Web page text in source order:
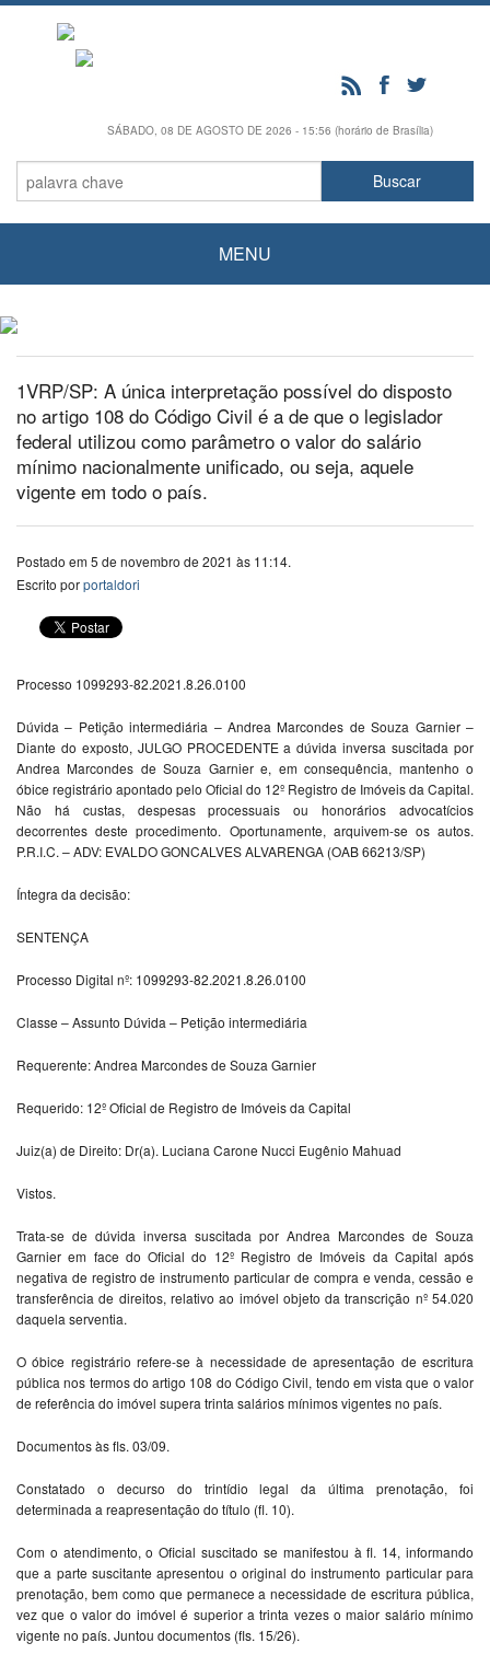
SÁBADO, 08 DE AGOSTO DE 2026 - 15:56 (horário de Brasília)
MENU
1VRP/SP: A única interpretação possível do disposto
no artigo 108 do Código Civil é a de que o legislador
federal utilizou como parâmetro o valor do salário
mínimo nacionalmente unificado, ou seja, aquele
vigente em todo o país.
Postado em 5 de novembro de 2021 às 11:14.
Escrito porportaldori
Processo 1099293-82.2021.8.26.0100
Dúvida – Petição intermediária – Andrea Marcondes de Souza Garnier –
Diante do exposto, JULGO PROCEDENTE a dúvida inversa suscitada por
Andrea Marcondes de Souza Garnier e, em consequência, mantenho o
óbice registrário apontado pelo Oficial do 12º Registro de Imóveis da Capital.
Não há custas, despesas processuais ou honorários advocatícios
decorrentes deste procedimento. Oportunamente, arquivem-se os autos.
P.R.I.C. – ADV: EVALDO GONCALVES ALVARENGA (OAB 66213/SP)
Íntegra da decisão:
SENTENÇA
Processo Digital nº: 1099293-82.2021.8.26.0100
Classe – Assunto Dúvida – Petição intermediária
Requerente: Andrea Marcondes de Souza Garnier
Requerido: 12º Oficial de Registro de Imóveis da Capital
Juiz(a) de Direito: Dr(a). Luciana Carone Nucci Eugênio Mahuad
Vistos.
Trata-se de dúvida inversa suscitada por Andrea Marcondes de Souza
Garnier em face do Oficial do 12º Registro de Imóveis da Capital após
negativa de registro de instrumento particular de compra e venda, cessão e
transferência de direitos, relativo ao imóvel objeto da transcrição nº 54.020
daquela serventia.
O óbice registrário refere-se à necessidade de apresentação de escritura
pública nos termos do artigo 108 do Código Civil, tendo em vista que o valor
de referência do imóvel supera trinta salários mínimos vigentes no país.
Documentos às fls. 03/09.
Constatado o decurso do trintídio legal da última prenotação, foi
determinada a reapresentação do título (fl. 10).
Com o atendimento, o Oficial suscitado se manifestou à fl. 14, informando
que a parte suscitante apresentou o original do instrumento particular para
prenotação, bem como que permanece a necessidade de escritura pública,
vez que o valor do imóvel é superior a trinta vezes o maior salário mínimo
vigente no país. Juntou documentos (fls. 15/26).